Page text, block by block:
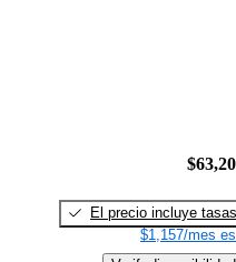
El precio incluye tasas
$1,157/mes